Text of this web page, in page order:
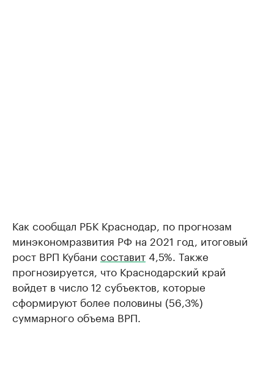
Как сообщал РБК Краснодар, по прогнозам
минэкономразвития РФ на 2021 год, итоговый
рост ВРП Кубани составит4,5%. Также
прогнозируется, что Краснодарский край
войдет в число 12 субъектов, которые
сформируют более половины (56,3%)
суммарного объема ВРП.